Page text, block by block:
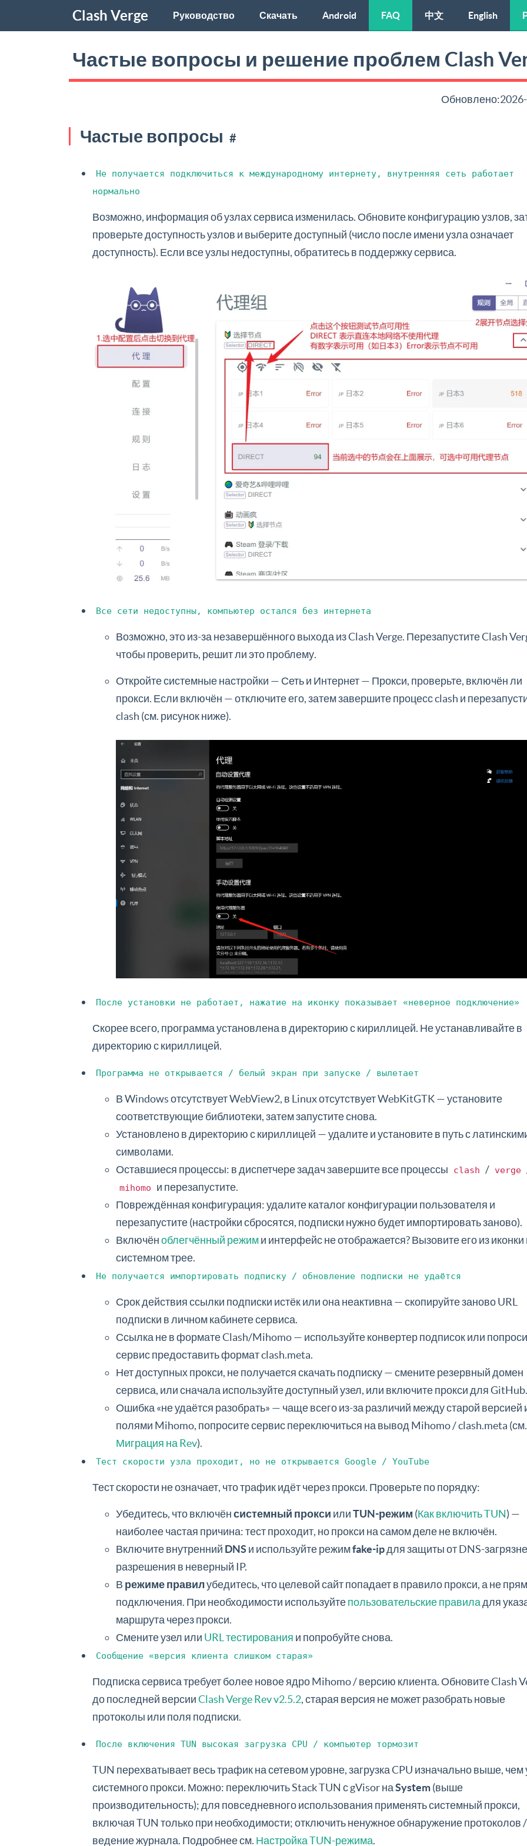
Clash Verge Руководство Скачать Android FAQ 中文 English
Частые вопросы и решение проблем Clash
Частые вопросы #
Не получается подключиться к международному интернету, внутренняя сеть работает
нормально
Возможно, информация об узлах сервиса изменилась. Обновите конфигурацию узлов,
проверьте доступность узлов и выберите доступный (число после имени узла означает
доступность). Если все узлы недоступны, обратитесь в поддержку сервиса.
Все сети недоступны, компьютер остался без интернета
Возможно, это из-за незавершённого выхода из Clash Verge. Перезапустите Clash
чтобы проверить, решит ли это проблему.
Откройте системные настройки — Сеть и Интернет — Прокси, проверьте, включён ли
прокси. Если включён — отключите его, затем завершите процесс clash и
clash (см. рисунок ниже).
После установки не работает, нажатие на иконку показывает «неверное подключение»
Скорее всего, программа установлена в директорию с кириллицей. Не устанавливайте в
директорию с кириллицей.
Программа не открывается / белый экран при запуске / вылетает
В Windows отсутствует WebView2, в Linux отсутствует WebKitGTK — установите
соответствующие библиотеки, затем запустите снова.
Установлено в директорию с кириллицей — удалите и установите в путь с
символами.
Оставшиеся процессы: в диспетчере задач завершите все процессы
clash / verge
mihomo
и перезапустите.
Повреждённая конфигурация: удалите каталог конфигурации пользователя и
перезапустите (настройки сбросятся, подписки нужно будет импортировать заново).
Включёноблегчённый режими интерфейс не отображается? Вызовите его из иконки
системном трее.
Не получается импортировать подписку / обновление подписки не удаётся
Срок действия ссылки подписки истёк или она неактивна — скопируйте заново URL
подписки в личном кабинете сервиса.
Ссылка не в формате Clash/Mihomo — используйте конвертер подписок или
сервис предоставить формат clash.meta.
Нет доступных прокси, не получается скачать подписку — смените резервный домен
сервиса, или сначала используйте доступный узел, или включите прокси для GitHub.
Ошибка «не удаётся разобрать» — чаще всего из-за различий между старой версией
полями Mihomo, попросите сервис переключиться на вывод Mihomo / clash.meta (см.
Миграция на Rev).
Тест скорости узла проходит, но не открывается Google / YouTube
Тест скорости не означает, что трафик идёт через прокси. Проверьте по порядку:
Убедитесь, что включёнсистемный прокси илиTUN-режим (Как включить TUN) —
наиболее частая причина: тест проходит, но прокси на самом деле не включён.
Включите внутренний DNS и используйте режимfake-ipдля защиты от DNS-
разрешения в неверный IP.
В режиме правилубедитесь, что целевой сайт попадает в правило прокси, а не
подключения. При необходимости используйтепользовательские правиладля
маршрута через прокси.
Смените узел или URL тестирования и попробуйте снова.
Сообщение «версия клиента слишком старая»
Подписка сервиса требует более новое ядро Mihomo / версию клиента. Обновите Clash
до последней версииClash Verge Rev v2.5.2, старая версия не может разобрать новые
протоколы или поля подписки.
После включения TUN высокая загрузка CPU / компьютер тормозит
TUN перехватывает весь трафик на сетевом уровне, загрузка CPU изначально выше, чем
системного прокси. Можно: переключить Stack TUN с gVisor наSystem(выше
производительность); для повседневного использования применять системный прокси,
включая TUN только при необходимости; отключить ненужное обнаружение протоколов /
ведение журнала. Подробнее см. Настройка TUN-режима.